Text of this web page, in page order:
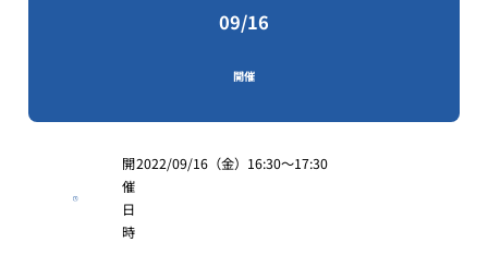
09/16
開催
開
催
日
時
2022/09/16（金）16:30～17:30